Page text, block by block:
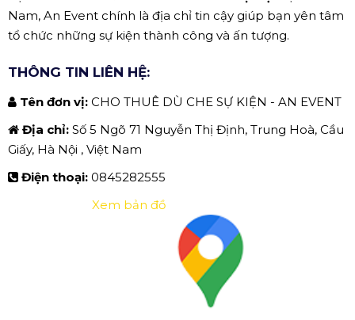
Nam, An Event chính là địa chỉ tin cậy giúp bạn yên tâm
tổ chức những sự kiện thành công và ấn tượng.
THÔNG TIN LIÊN HỆ:
Tên đơn vị: CHO THUÊ DÙ CHE SỰ KIỆN - AN EVENT
Địa chỉ: Số 5 Ngõ 71 Nguyễn Thị Định, Trung Hoà, Cầu
Giấy, Hà Nội , Việt Nam
Điện thoại: 0845282555
Xem bản đồ